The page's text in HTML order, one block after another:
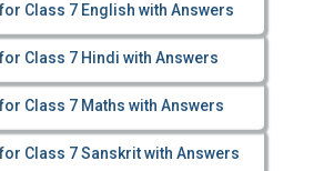
Class 7 English with Answers
Class 7 Hindi with Answers
Class 7 Maths with Answers
Class 7 Sanskrit with Answers